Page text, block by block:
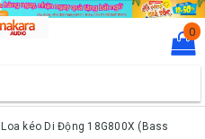
0
Loa kéo Di Động 18G800X (Bass